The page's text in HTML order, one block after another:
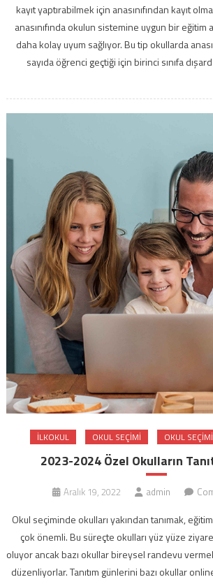
kayıt yaptırabilmek için anasınıfından kayıt
anasınıfında okulun sistemine uygun bir eğitim
daha kolay uyum sağlıyor. Bu tip okullarda
sayıda öğrenci geçtiği için birinci sınıfa
ILKOKUL OKUL SEÇIMI OKUL
2023-2024 Özel Okulların
Aralık 19, 2022 admin
Okul seçiminde okulları yakından tanımak,
çok önemli. Bu süreçte okulları yüz yüze
oluyor ancak bazı okullar bireysel randevu
düzenliyorlar. Tanıtım günlerini bazı okullar